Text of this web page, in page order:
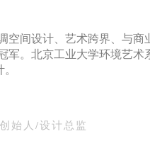
空间设计、艺术跨界、与
军。北京工业大学环境艺术
始人/设计总监